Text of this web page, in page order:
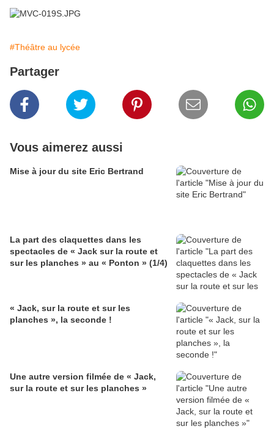
#Théâtre au lycée
Partager
Vous aimerez aussi
Mise à jour du site Eric Bertrand
La part des claquettes dans les
spectacles de « Jack sur la route et
sur les planches » au « Ponton » (1/4)
« Jack, sur la route et sur les
planches », la seconde !
Une autre version filmée de « Jack,
sur la route et sur les planches »